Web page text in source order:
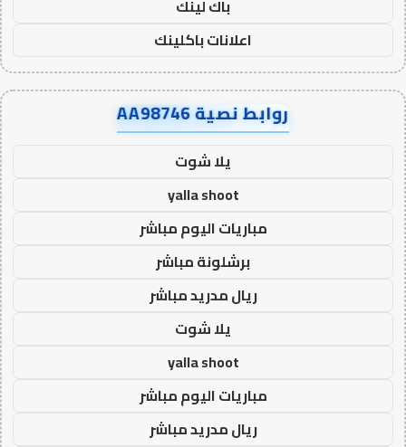
باك لينك
اعلانات باكلينك
روابط نصية AA98746
يلا شوت
yalla shoot
مباريات اليوم مباشر
برشلونة مباشر
ريال مدريد مباشر
يلا شوت
yalla shoot
مباريات اليوم مباشر
ريال مدريد مباشر